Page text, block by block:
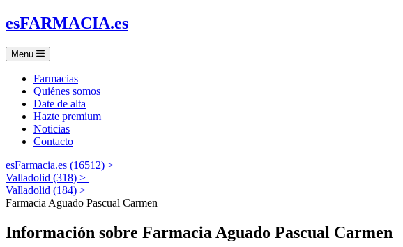
esFARMACIA.es
Menu
Farmacias
Quiénes somos
Date de alta
Hazte premium
Noticias
Contacto
esFarmacia.es (16512) >
Valladolid (318) >
Valladolid (184) >
Farmacia Aguado Pascual Carmen
Información sobre Farmacia Aguado Pascual Carmen